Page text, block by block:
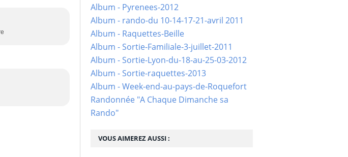
VOUS AIMEREZ AUSSI :
Album - Pyrenees-2012
Album - rando-du 10-14-17-21-avril 2011
Album - Raquettes-Beille
Album - Sortie-Familiale-3-juillet-2011
Album - Sortie-Lyon-du-18-au-25-03-2012
Album - Sortie-raquettes-2013
Album - Week-end-au-pays-de-Roquefort
Randonnée "A Chaque Dimanche sa
Rando"